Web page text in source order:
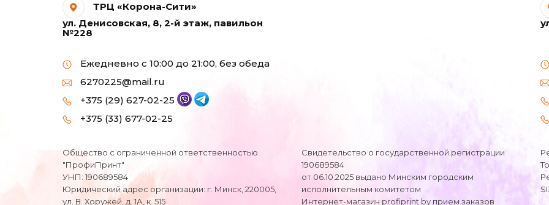
струйных принтеров
формата А5
формата А6 (10х15)
Фотобумага МАТОВАЯ
Холст натуральный
ТРЦ «Корона-Сити»
ул. Денисовская, 8, 2-й этаж, павильон
№228
Ежедневно с 10:00 до 21:00, без обеда
6270225@mail.ru
+375 (29) 627-02-25
+375 (33) 677-02-25
Общество с ограниченной ответственностью
"ПрофиПринт"
УНП: 190689584
Юридический адрес организации: г. Минск, 220005,
ул. В. Хоружей, д. 1А, к. 515
Свидетельство о государственной регистрации
190689584
от 06.10.2025 выдано Минским городским
исполнительным комитетом
Интернет-магазин profiprint.by прием заказов